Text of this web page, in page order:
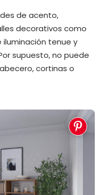
de acento,
decorativos como
iluminación tenue y
supuesto, no puede
cortinas o